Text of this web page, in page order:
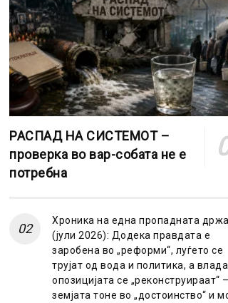
РАСПАД НА СИСТЕМОТ –
проверка во вар-собата не е
потребна
Хроника на една пропадната
(јули 2026): Додека правдата е
заробена во „реформи“, луѓето се
трујат од вода и политика, а
опозицијата се „реконструираат“ –
земјата тоне во „достоинство“ и